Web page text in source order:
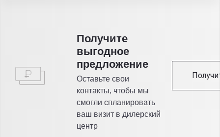
Получитe
выгодное
предложение
Оставьте свои
контакты, чтобы мы
смогли спланировать
ваш визит в дилерский
центр